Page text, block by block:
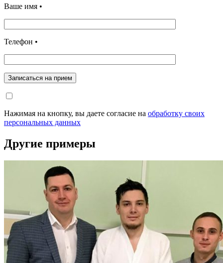
Ваше имя •
Телефон •
Записаться на прием
Нажимая на кнопку, вы даете согласие на обработку своих
персональных данных
Другие примеры